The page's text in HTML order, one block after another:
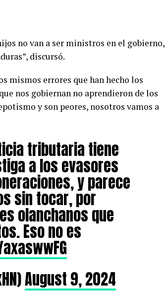
no van a ser ministros en el gobierno,
discursó.
mismos errores que han hecho los
nos gobiernan no aprendieron de los
y son peores, nosotros vamos a
tributaria tiene
a los evasores
y parece
sin tocar, por
olanchanos que
Eso no es
August 9, 2024